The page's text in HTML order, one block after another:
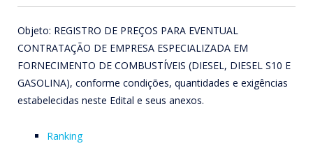
Objeto: REGISTRO DE PREÇOS PARA EVENTUAL
CONTRATAÇÃO DE EMPRESA ESPECIALIZADA EM
FORNECIMENTO DE COMBUSTÍVEIS (DIESEL, DIESEL S10 E
GASOLINA), conforme condições, quantidades e exigências
estabelecidas neste Edital e seus anexos.
Ranking